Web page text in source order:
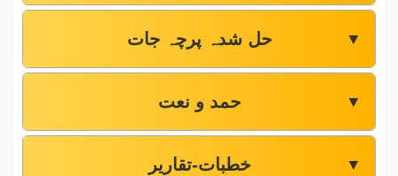
حل شدہ پرچہ جات ▼
حمد و نعت ▼
خطبات-تقاریر ▼